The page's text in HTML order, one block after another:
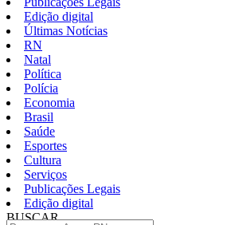
Edição digital
Últimas Notícias
RN
Natal
Política
Polícia
Economia
Brasil
Saúde
Esportes
Cultura
Serviços
Publicações Legais
Edição digital
BUSCAR